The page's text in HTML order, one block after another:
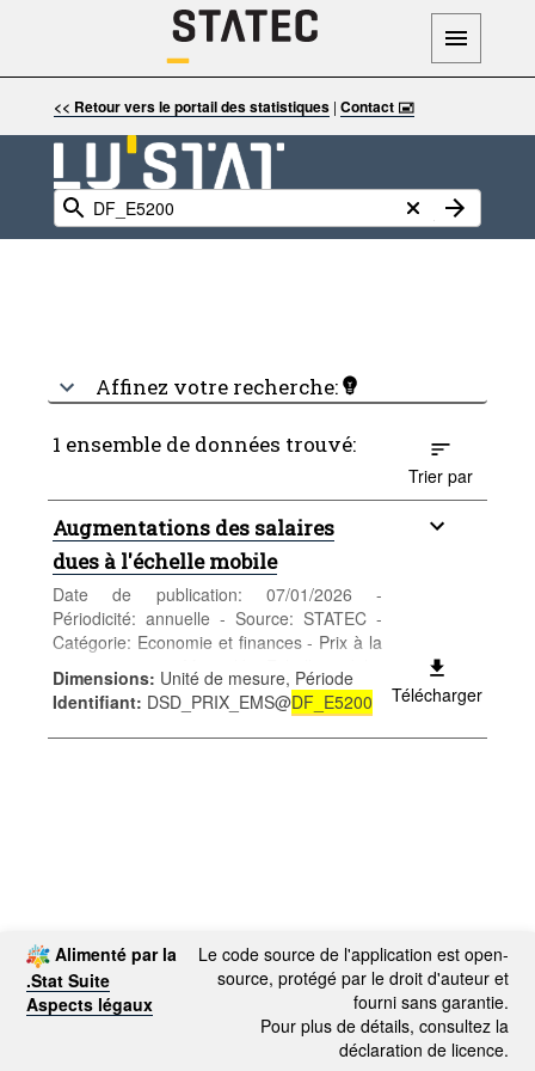
<< Retour vers le portail des statistiques| Contact 🖃
Affinez votre recherche:
1 ensemble de données trouvé:
Trier par
Augmentations des salaires
dues à l'échelle mobile
Date de publication: 07/01/2026 -
Périodicité: annuelle - Source: STATEC -
Catégorie: Economie et finances - Prix à la
consommation - Mots-clés: Echelle mobile,
salaires, tranche indiciaire, index,
indexation, IPC
*** Remplace tableDF_E5200***
Dimensions: Unité de mesure, Période
Identifiant: DSD_PRIX_EMS@DF_E5200 Télécharger
Alimenté par la
.Stat Suite
Aspects légaux
Le code source de l'application est open-
source, protégé par le droit d'auteur et
fourni sans garantie.
Pour plus de détails, consultez la
déclaration de licence.